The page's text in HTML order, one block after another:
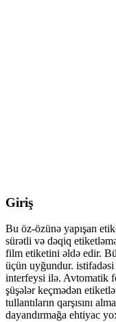
Giriş
Bu öz-özünə yapışan
sürətli və dəqiq
film etiketini əldə edir.
üçün uyğundur.
interfeysi ilə. Avtomatik
şüşələr keçmədən
tullantıların qarşısını
dayandırmağa ehtiyac